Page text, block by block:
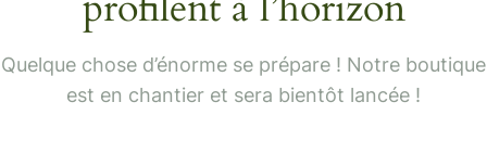
Quelque chose d’énorme se prépare ! Notre boutique
est en chantier et sera bientôt lancée !